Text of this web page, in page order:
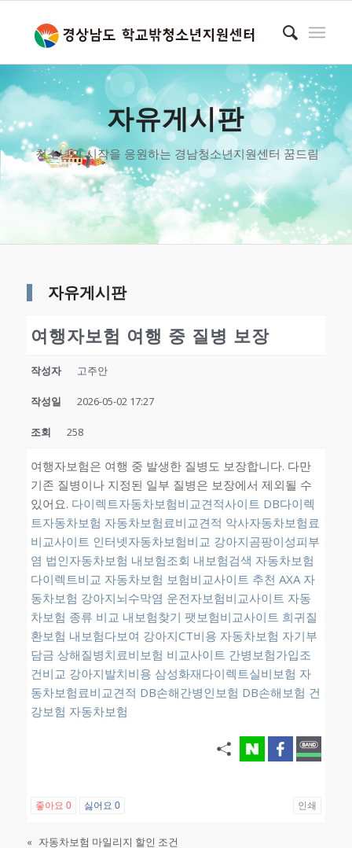
자유게시판
청소년의 시작을 응원하는 경남청소년지원센터 꿈드림
자유게시판
여행자보험 여행 중 질병 보장
작성자 고주안
작성일 2026-05-02 17:27
조회 258
여행자보험은 여행 중 발생한 질병도 보장합니다. 다만
기존 질병이나 지정된 일부 질병은 보장에서 제외될 수
있어요. 다이렉트자동차보험비교견적사이트 DB다이렉
트자동차보험 자동차보험료비교견적 악사자동차보험료
비교사이트 인터넷자동차보험비교 강아지곰팡이성피부
염 법인자동차보험 내보험조회 내보험검색 자동차보험
다이렉트비교 자동차보험 보험비교사이트 추천 AXA 자
동차보험 강아지뇌수막염 운전자보험비교사이트 자동
차보험 종류 비교 내보험찾기 팻보험비교사이트 희귀질
환보험 내보험다보여 강아지CT비용 자동차보험 자기부
담금 상해질병치료비보험 비교사이트 간병보험가입조
건비교 강아지발치비용 삼성화재다이렉트실비보험 자
동차보험료비교견적 DB손해간병인보험 DB손해보험 건
강보험 자동차보험
좋아요 0 싫어요 0 인쇄
« 자동차보험 마일리지 할인 조건